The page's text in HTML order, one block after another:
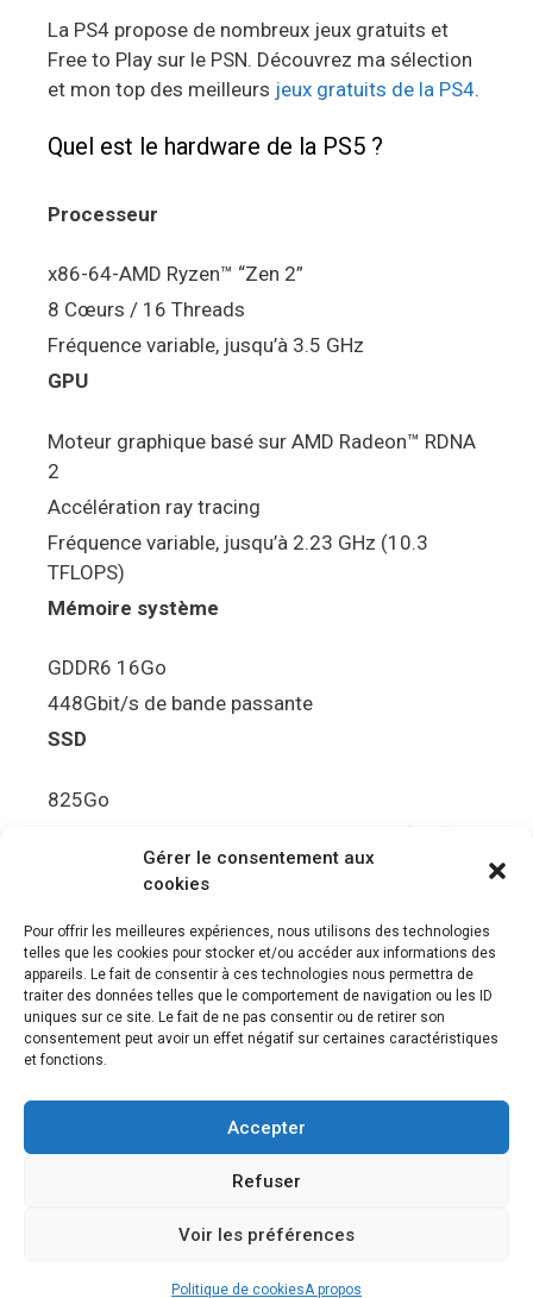
Gérer le consentement aux
cookies
Pour offrir les meilleures expériences, nous utilisons des technologies
telles que les cookies pour stocker et/ou accéder aux informations des
appareils. Le fait de consentir à ces technologies nous permettra de
traiter des données telles que le comportement de navigation ou les ID
uniques sur ce site. Le fait de ne pas consentir ou de retirer son
consentement peut avoir un effet négatif sur certaines caractéristiques
et fonctions.
Accepter
Refuser
Voir les préférences
Politique de cookiesA propos
La PS4 propose de nombreux jeux gratuits et
Free to Play sur le PSN. Découvrez ma sélection
et mon top des meilleurs jeux gratuits de la PS4.
Quel est le hardware de la PS5 ?
Processeur
x86-64-AMD Ryzen™ “Zen 2”
8 Cœurs / 16 Threads
Fréquence variable, jusqu’à 3.5 GHz
GPU
Moteur graphique basé sur AMD Radeon™ RDNA
2
Accélération ray tracing
Fréquence variable, jusqu’à 2.23 GHz (10.3
TFLOPS)
Mémoire système
GDDR6 16Go
448Gbit/s de bande passante
SSD
825Go
5.5Gbit/s de bande passante en lecture (Brut)
Disque de jeu PS5
Ultra HD Blu-ray™, jusqu’à 100Go/disque
Sortie vidéo
Compatibilité avec les téléviseurs 4K 120Hz et
8K, VRR (spécification HDMI v. 2.1)
“Tempest” 3D AudioTec
Construit avecGeneratePress